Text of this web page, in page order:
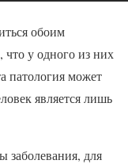
обоим
у одного из них
патология может
является лишь
заболевания, для